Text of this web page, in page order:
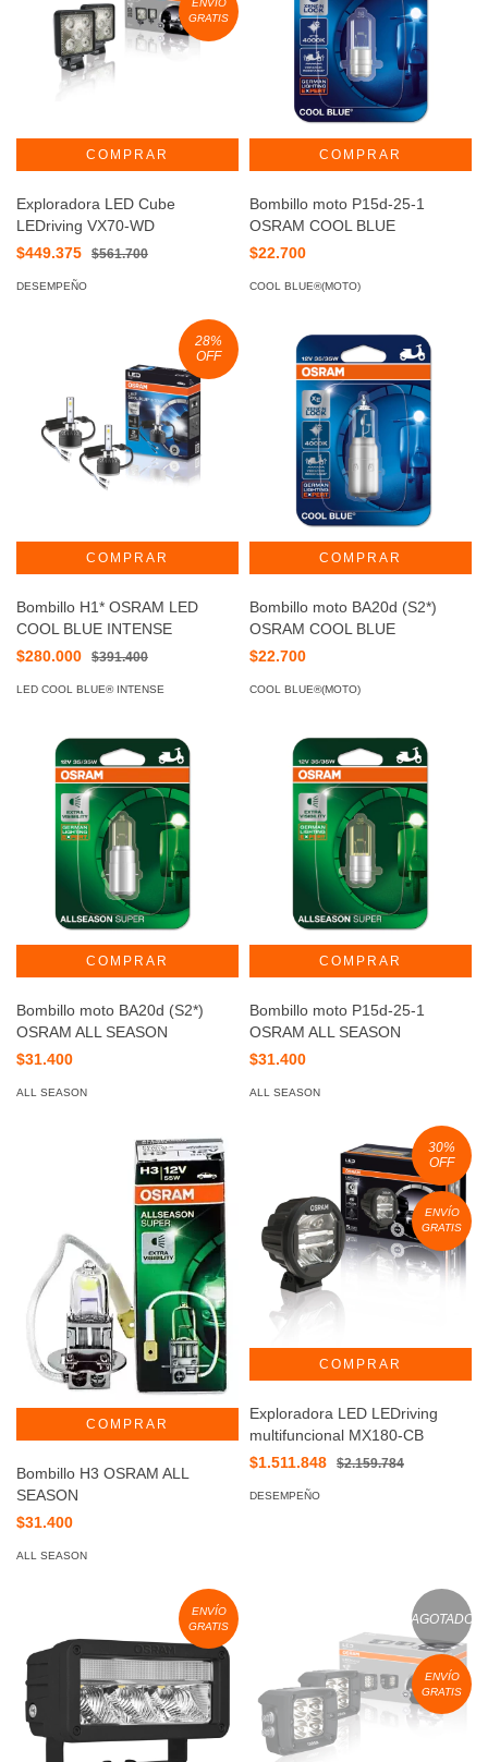
ENVÍO
GRATIS
Exploradora LED Cube
LEDriving VX70-WD
$449.375
$561.700
DESEMPEÑO
Bombillo moto P15d-25-1
OSRAM COOL BLUE
$22.700
COOL BLUE®(MOTO)
28%
OFF
Bombillo H1* OSRAM LED
COOL BLUE INTENSE
$280.000
$391.400
LED COOL BLUE® INTENSE
Bombillo moto BA20d (S2*)
OSRAM COOL BLUE
$22.700
COOL BLUE®(MOTO)
Bombillo moto BA20d (S2*)
OSRAM ALL SEASON
$31.400
ALL SEASON
Bombillo moto P15d-25-1
OSRAM ALL SEASON
$31.400
ALL SEASON
Bombillo H3 OSRAM ALL
SEASON
$31.400
ALL SEASON
30%
OFF
ENVÍO
GRATIS
Exploradora LED LEDriving
multifuncional MX180-CB
$1.511.848
$2.159.784
DESEMPEÑO
ENVÍO
GRATIS
AGOTADO
ENVÍO
GRATIS